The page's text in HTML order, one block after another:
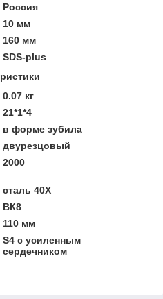
Россия
10 мм
160 мм
SDS-plus
0.07 кг
21*1*4
в форме зубила
двурезцовый
2000
сталь 40Х
ВК8
110 мм
S4 с усиленным
сердечником